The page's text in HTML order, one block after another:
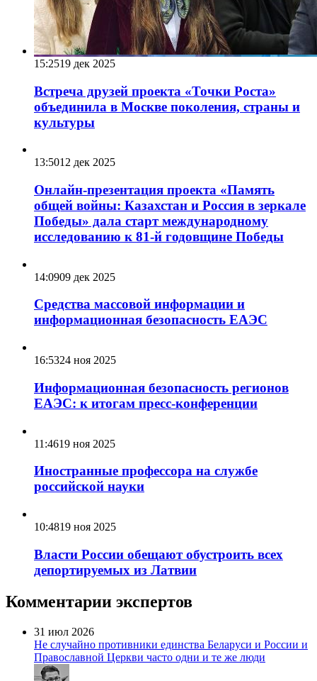
15:2519 дек 2025
Встреча друзей проекта «Точки Роста»
объединила в Москве поколения, страны и
культуры
13:5012 дек 2025
Онлайн-презентация проекта «Память
общей войны: Казахстан и Россия в зеркале
Победы» дала старт международному
исследованию к 81-й годовщине Победы
14:0909 дек 2025
Средства массовой информации и
информационная безопасность ЕАЭС
16:5324 ноя 2025
Информационная безопасность регионов
ЕАЭС: к итогам пресс-конференции
11:4619 ноя 2025
Иностранные профессора на службе
российской науки
10:4819 ноя 2025
Власти России обещают обустроить всех
депортируемых из Латвии
Комментарии экспертов
31 июл 2026
Не случайно противники единства Беларуси и России и
Православной Церкви часто одни и те же люди